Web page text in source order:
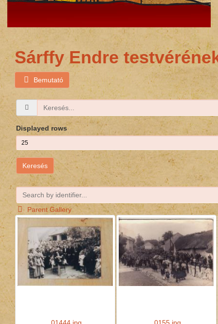
Sárffy Endre
Bemutató
Displayed rows
Keresés
Parent Gallery